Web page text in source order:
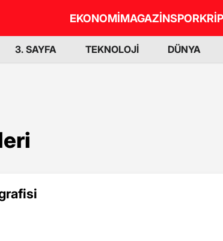
EKONOMİMAGAZİNSPOR
3. SAYFA TEKNOLOJİ DÜNYA